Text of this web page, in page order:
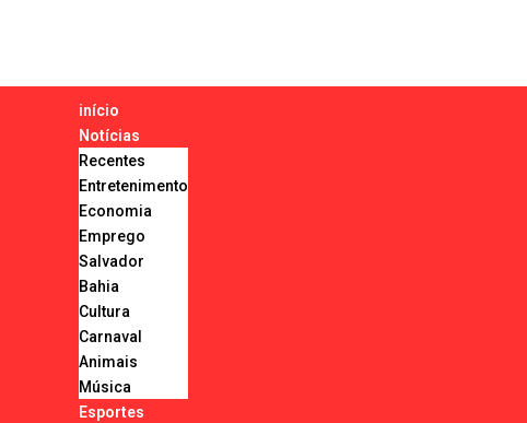
início
Notícias
Recentes
Entretenimento
Economia
Emprego
Salvador
Bahia
Cultura
Carnaval
Animais
Música
Esportes